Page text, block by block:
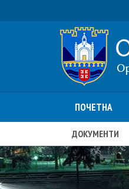
ПОЧЕТНА
ДОКУМЕНТИ